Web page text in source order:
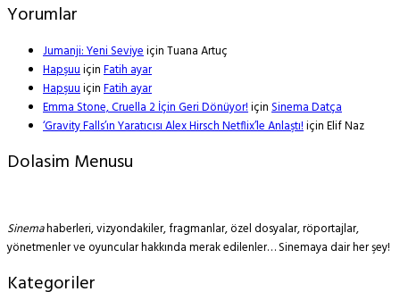
Yorumlar
Jumanji: Yeni SeviyeiçinTuana Artuç
HapşuuiçinFatih ayar
HapşuuiçinFatih ayar
Emma Stone, Cruella 2 İçin Geri Dönüyor!içinSinema Datça
‘Gravity Falls’ın Yaratıcısı Alex Hirsch Netflix’le Anlaştı!içinElif Naz
Dolasim Menusu
Sinemahaberleri, vizyondakiler, fragmanlar, özel dosyalar, röportajlar,
yönetmenler ve oyuncular hakkında merak edilenler… Sinemaya dair her şey!
Kategoriler